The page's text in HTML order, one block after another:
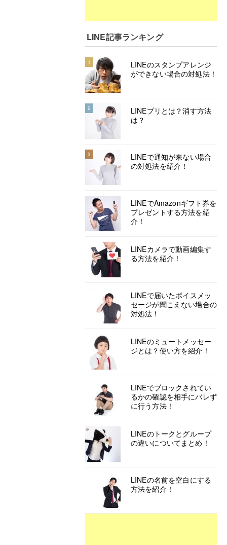
LINE記事ランキング
1
LINEのスタンプアレンジ
ができない場合の対処法！
2
LINEプリとは？消す方法
は？
3
LINEで通知が来ない場合
の対処法を紹介！
LINEでAmazonギフト券を
プレゼントする方法を紹
介！
LINEカメラで動画編集す
る方法を紹介！
LINEで届いたボイスメッ
セージが聞こえない場合の
対処法！
LINEのミュートメッセー
ジとは？使い方を紹介！
LINEでブロックされてい
るかの確認を相手にバレず
に行う方法！
LINEのトークとグループ
の違いについてまとめ！
LINEの名前を空白にする
方法を紹介！